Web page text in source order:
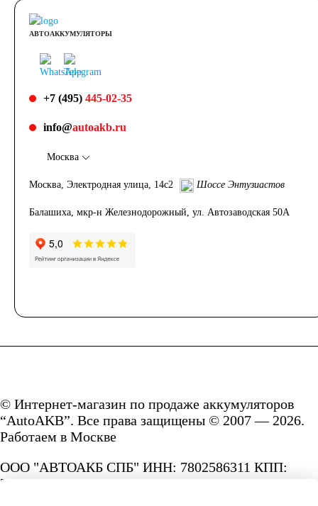
АВТОАККУМУЛЯТОРЫ
+7 (495) 445-02-35
info@autoakb.ru
Москва
Москва, Электродная улица, 14с2 Шоссе Энтузиастов
Балашиха, мкр-н Железнодорожный, ул. Автозаводская 50А
© Интернет-магазин по продаже аккумуляторов
“AutoAKB”. Все права защищены © 2007 — 2026.
Работаем в Москве
ООО "АВТОАКБ СПБ" ИНН: 7802586311 КПП:
780201001 ОГРН: 1167847287156.